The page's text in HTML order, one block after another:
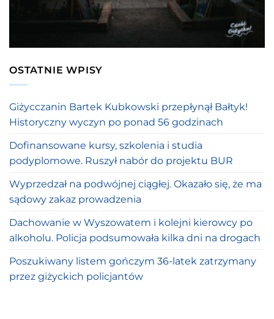
OSTATNIE WPISY
Giżycczanin Bartek Kubkowski przepłynął Bałtyk!
Historyczny wyczyn po ponad 56 godzinach
Dofinansowane kursy, szkolenia i studia
podyplomowe. Ruszył nabór do projektu BUR
Wyprzedzał na podwójnej ciągłej. Okazało się, że ma
sądowy zakaz prowadzenia
Dachowanie w Wyszowatem i kolejni kierowcy po
alkoholu. Policja podsumowała kilka dni na drogach
Poszukiwany listem gończym 36-latek zatrzymany
przez giżyckich policjantów